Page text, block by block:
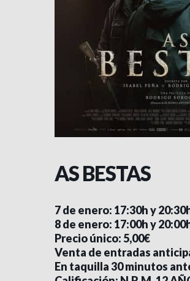
AS BESTAS
7 de enero: 17:30h y
8 de enero: 17:00h y
Precio único: 5,00€
Venta de entradas
En taquilla 30 minutos